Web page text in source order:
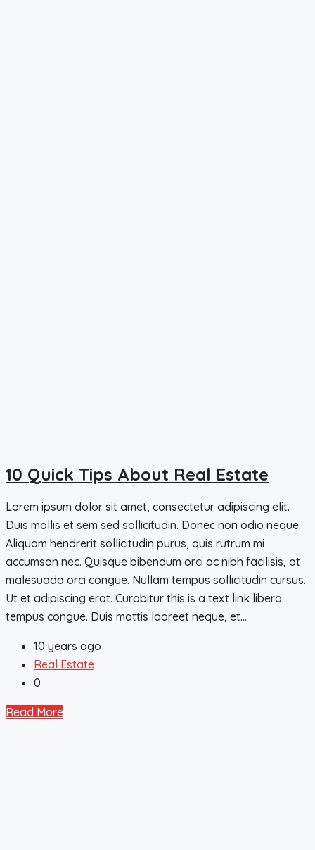
10 Quick Tips About Real Estate
Lorem ipsum dolor sit amet, consectetur adipiscing elit.
Duis mollis et sem sed sollicitudin. Donec non odio neque.
Aliquam hendrerit sollicitudin purus, quis rutrum mi
accumsan nec. Quisque bibendum orci ac nibh facilisis, at
malesuada orci congue. Nullam tempus sollicitudin cursus.
Ut et adipiscing erat. Curabitur this is a text link libero
tempus congue. Duis mattis laoreet neque, et...
10 years ago
Real Estate
0
Read More